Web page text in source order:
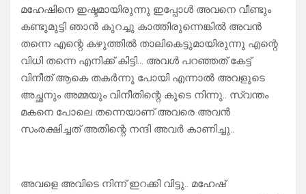
മഹേഷിനെ ഇഷ്ടമായിരുന്നു ഇപ്പോൾ അവനെ വീണ്ടും
കണ്ടുമുട്ടി ഞാൻ കുറച്ചു കാത്തിരുന്നെങ്കിൽ അവൻ
തന്നെ എന്റെ കഴുത്തിൽ താലികെട്ടുമായിരുന്നു എന്റെ
വിധി തന്നെ എനിക്ക് കിട്ടി… അവൾ പറഞ്ഞത് കേട്ട്
വിനീത് ആകെ തകർന്നു പോയി എന്നാൽ അവളുടെ
അച്ഛനും അമ്മയും വിനീതിന്റെ കൂടെ നിന്നു.. സ്വന്തം
മകനെ പോലെ തന്നെയാണ് അവരെ അവൻ
സംരക്ഷിച്ചത് അതിന്റെ നന്ദി അവർ കാണിച്ചു..
അവളെ അവിടെ നിന്ന് ഇറക്കി വിട്ടു.. മഹേഷ്